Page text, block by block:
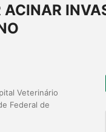
Veterinário
Federal de